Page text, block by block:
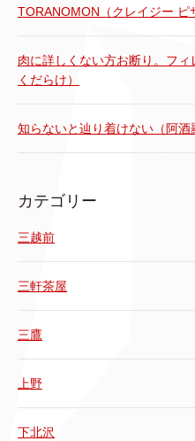
TORANOMON（クレイジー ピ
肉に詳しくない方お断り。フ
くだらけ）
知らないと辿り着けない（阿酒
カテゴリー
三越前
三軒茶屋
三鷹
上野
下北沢